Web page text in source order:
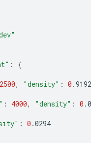
:
{
2500, "density" : 0
: 4000, "density" : 0
: 0